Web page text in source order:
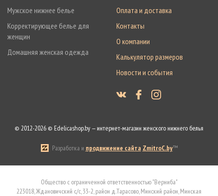
Мужское нижнее белье
Корректирующее белье для
женщин
Домашняя женская одежда
Оплата и доставка
Контакты
О компании
Калькулятор размеров
Новости и события
© 2012-2026 © Edelicashop.by — интернет-магазин женского нижнего белья
Разработка и продвижение сайта ZmitroC.by™
Общество с ограниченной ответственностью "Верниба"
223018, Ждановичский с/с, 33-2, район д.Тарасово, Минский район, Минская